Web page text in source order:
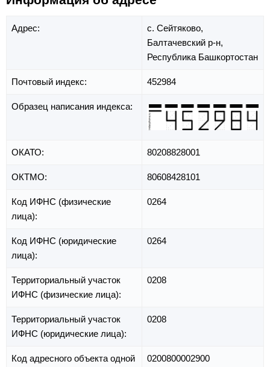
Адрес:
с. Сейтяково,
Балтачевский р-н,
Республика Башкортостан
Почтовый индекс: 452984
Образец написания индекса:
ОКАТО: 80208828001
ОКТМО: 80608428101
Код ИФНС (физические
лица):
0264
Код ИФНС (юридические
лица):
0264
Территориальный участок
ИФНС (физические лица):
0208
Территориальный участок
ИФНС (юридические лица):
0208
Код адресного объекта одной
0200800002900